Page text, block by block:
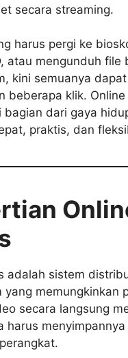
secara streaming.
harus pergi ke
atau mengunduh file
kini semuanya
beberapa klik. Online
bagian dari gaya
praktis, dan
adalah sistem
yang memungkinkan
secara langsung
harus menyimpannya